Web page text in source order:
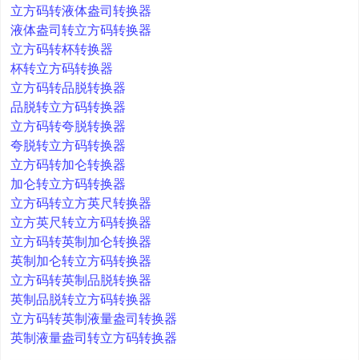
立方码转液体盎司转换器
液体盎司转立方码转换器
立方码转杯转换器
杯转立方码转换器
立方码转品脱转换器
品脱转立方码转换器
立方码转夸脱转换器
夸脱转立方码转换器
立方码转加仑转换器
加仑转立方码转换器
立方码转立方英尺转换器
立方英尺转立方码转换器
立方码转英制加仑转换器
英制加仑转立方码转换器
立方码转英制品脱转换器
英制品脱转立方码转换器
立方码转英制液量盎司转换器
英制液量盎司转立方码转换器